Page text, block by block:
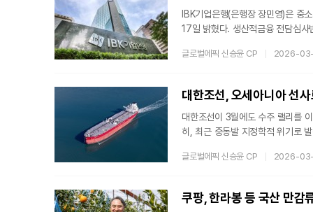
IBK기업은행(은행장 장민영)은 중
17일 밝혔다. 생산적금융 전담심사반은 반도체, 이차전지, 바이오, AI 분야 등 혁신기업의 자금 수요에 신속히
돼 자금 공급의 속도와 효율성을 높일 예정이다. 또한 3영업일 이내 심사 완료
금 공급
글로벌에픽 신승윤 CP 2026-
대한조선이 3월에도 수주 랠리를
히, 최근 중동발 지정학적 위기로
한 건조 계약을 체결했다고 밝혔
기록, 1분기가 채 끝나기도 전에
글로벌에픽 신승윤 CP 2026-
쿠팡, 한라봉 등 국산 만감